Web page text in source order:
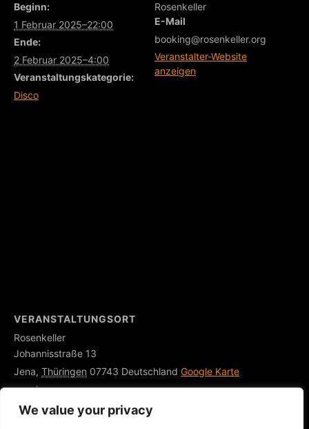
We value your privacy
Beginn:
1 Februar 2025–22:00
Ende:
2 Februar 2025–4:00
Veranstaltungskategorie:
Disco
Rosenkeller
E-Mail
booking@rosenkeller.org
Veranstalter-Website
anzeigen
VERANSTALTUNGSORT
Rosenkeller
Johannisstraße 13
Jena, Thüringen 07743 Deutschland Google Karte
anzeigen
Veranstaltungsort-Website anzeigen